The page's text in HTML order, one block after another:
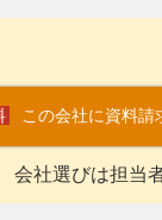
この会社に資料請
会社選びは担当